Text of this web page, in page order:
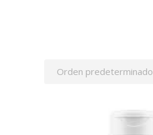
Orden predeterminado